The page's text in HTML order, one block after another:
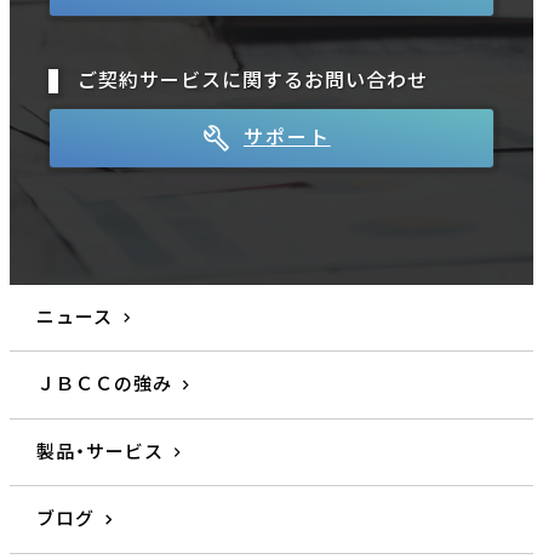
ご契約サービスに関するお問い合わせ
サポート
ニュース
ＪＢＣＣの強み
製品・サービス
ブログ